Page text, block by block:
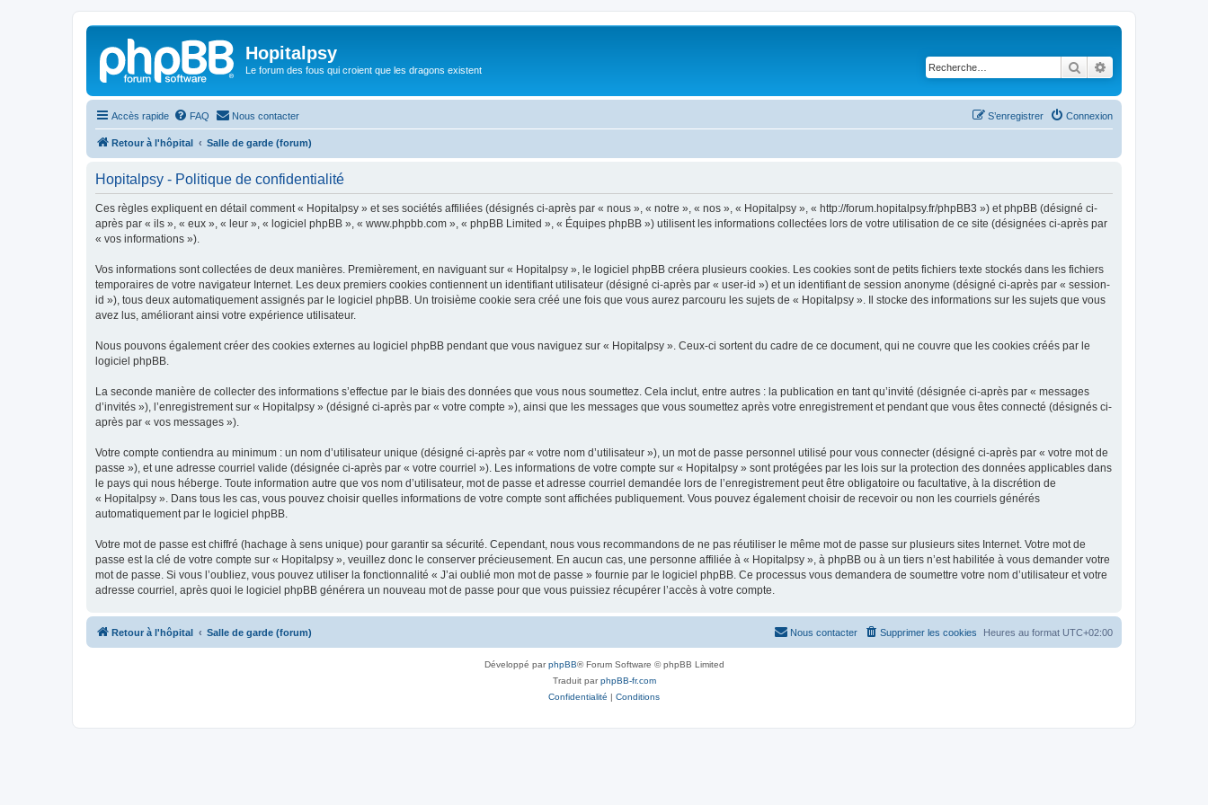
Hopitalpsy
Le forum des fous qui croient que les dragons existent Rechercher
Accès rapide FAQ Nous contacter Connexion
S’enregistrer
Retour à l'hôpital Salle de garde (forum)
Hopitalpsy - Politique de confidentialité
Ces règles expliquent en détail comment « Hopitalpsy » et ses sociétés affiliées (désignés ci-après par « nous », « notre », « nos », « Hopitalpsy », « http://forum.hopitalpsy.fr/phpBB3 ») et phpBB (désigné ci-
après par « ils », « eux », « leur », « logiciel phpBB », « www.phpbb.com », « phpBB Limited », « Équipes phpBB ») utilisent les informations collectées lors de votre utilisation de ce site (désignées ci-après par
« vos informations »).
Vos informations sont collectées de deux manières. Premièrement, en naviguant sur « Hopitalpsy », le logiciel phpBB créera plusieurs cookies. Les cookies sont de petits fichiers texte stockés dans les fichiers
temporaires de votre navigateur Internet. Les deux premiers cookies contiennent un identifiant utilisateur (désigné ci-après par « user-id ») et un identifiant de session anonyme (désigné ci-après par « session-
id »), tous deux automatiquement assignés par le logiciel phpBB. Un troisième cookie sera créé une fois que vous aurez parcouru les sujets de « Hopitalpsy ». Il stocke des informations sur les sujets que vous
avez lus, améliorant ainsi votre expérience utilisateur.
Nous pouvons également créer des cookies externes au logiciel phpBB pendant que vous naviguez sur « Hopitalpsy ». Ceux-ci sortent du cadre de ce document, qui ne couvre que les cookies créés par le
logiciel phpBB.
La seconde manière de collecter des informations s’effectue par le biais des données que vous nous soumettez. Cela inclut, entre autres : la publication en tant qu’invité (désignée ci-après par « messages
d’invités »), l’enregistrement sur « Hopitalpsy » (désigné ci-après par « votre compte »), ainsi que les messages que vous soumettez après votre enregistrement et pendant que vous êtes connecté (désignés ci-
après par « vos messages »).
Votre compte contiendra au minimum : un nom d’utilisateur unique (désigné ci-après par « votre nom d’utilisateur »), un mot de passe personnel utilisé pour vous connecter (désigné ci-après par « votre mot de
passe »), et une adresse courriel valide (désignée ci-après par « votre courriel »). Les informations de votre compte sur « Hopitalpsy » sont protégées par les lois sur la protection des données applicables dans
le pays qui nous héberge. Toute information autre que vos nom d’utilisateur, mot de passe et adresse courriel demandée lors de l’enregistrement peut être obligatoire ou facultative, à la discrétion de
« Hopitalpsy ». Dans tous les cas, vous pouvez choisir quelles informations de votre compte sont affichées publiquement. Vous pouvez également choisir de recevoir ou non les courriels générés
automatiquement par le logiciel phpBB.
Votre mot de passe est chiffré (hachage à sens unique) pour garantir sa sécurité. Cependant, nous vous recommandons de ne pas réutiliser le même mot de passe sur plusieurs sites Internet. Votre mot de
passe est la clé de votre compte sur « Hopitalpsy », veuillez donc le conserver précieusement. En aucun cas, une personne affiliée à « Hopitalpsy », à phpBB ou à un tiers n’est habilitée à vous demander votre
mot de passe. Si vous l’oubliez, vous pouvez utiliser la fonctionnalité « J’ai oublié mon mot de passe » fournie par le logiciel phpBB. Ce processus vous demandera de soumettre votre nom d’utilisateur et votre
adresse courriel, après quoi le logiciel phpBB générera un nouveau mot de passe pour que vous puissiez récupérer l’accès à votre compte.
Retour à l'hôpital Salle de garde (forum) Heures au format UTC+02:00
Supprimer les cookies
Nous contacter
Développé parphpBB® Forum Software © phpBB Limited
Traduit parphpBB-fr.com
Confidentialité | Conditions